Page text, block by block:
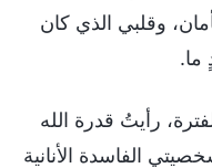
وقلبي الذي كان
ما.
رأيتُ قدرة الله
الفاسدة الأنانية